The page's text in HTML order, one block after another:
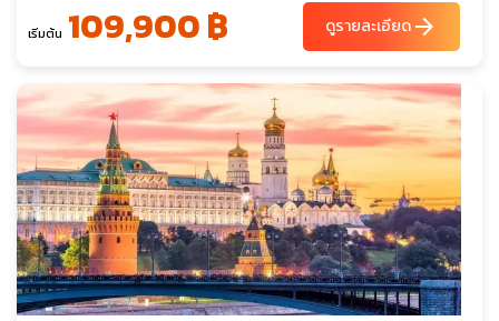
เริ่มต้น 109,900 ฿ ดูรายละเอียดarrow_forward